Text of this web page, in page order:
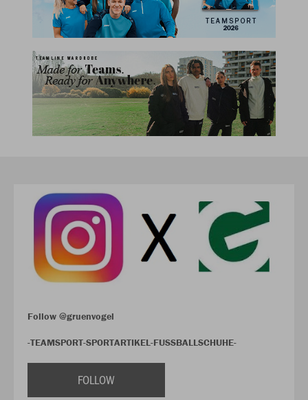
Follow @gruenvogel
-TEAMSPORT-SPORTARTIKEL-FUSSBALLSCHUHE-
FOLLOW